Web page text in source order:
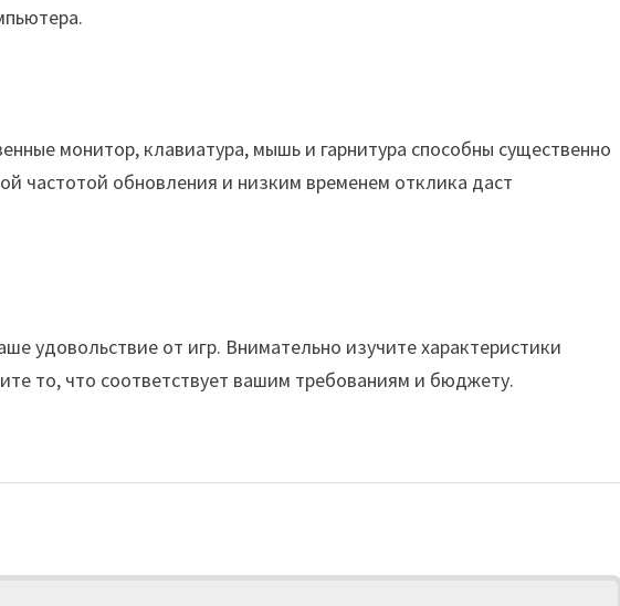
монитор, клавиатура, мышь и гарнитура способны существенно
частотой обновления и низким временем отклика даст
удовольствие от игр. Внимательно изучите характеристики
то, что соответствует вашим требованиям и бюджету.